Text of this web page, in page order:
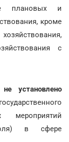
плановых и
кроме
с
не установлено
мероприятий
в сфере